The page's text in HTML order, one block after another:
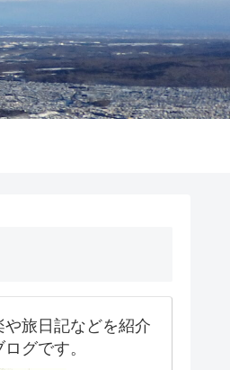
旅日記などを紹介
グです。